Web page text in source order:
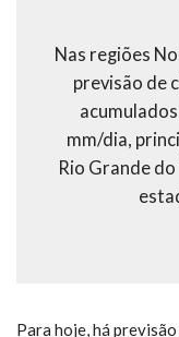
Nas regiões
previsão de
mm/dia,
Rio Grande
Para hoje, há